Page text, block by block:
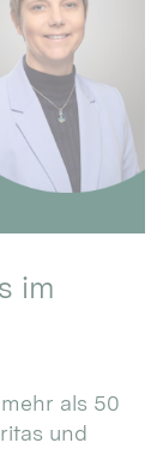
im
als 50
und